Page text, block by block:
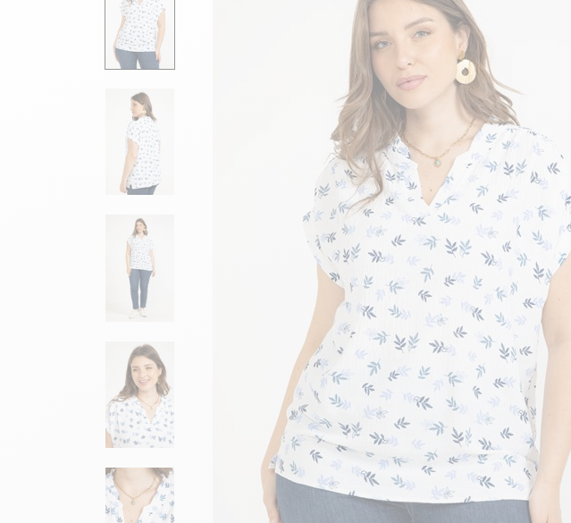
PANTALONS
ROBES
MANTEAUX